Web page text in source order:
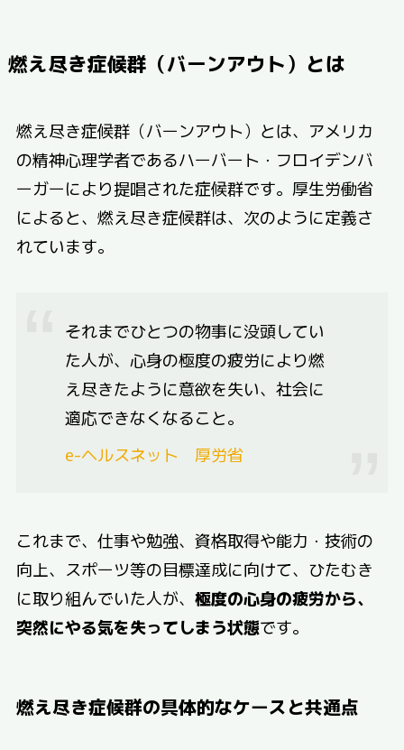
燃え尽き症候群（バーンアウト）とは
燃え尽き症候群（バーンアウト）とは、アメリカ
の精神心理学者であるハーバート・フロイデンバ
ーガーにより提唱された症候群です。厚生労働省
によると、燃え尽き症候群は、次のように定義さ
れています。
それまでひとつの物事に没頭してい
た人が、心身の極度の疲労により燃
え尽きたように意欲を失い、社会に
適応できなくなること。
e-ヘルスネット 厚労省
これまで、仕事や勉強、資格取得や能力・技術の
向上、スポーツ等の目標達成に向けて、ひたむき
に取り組んでいた人が、 極度の心身の疲労から、
突然にやる気を失ってしまう状態です。
燃え尽き症候群の具体的なケースと共通点